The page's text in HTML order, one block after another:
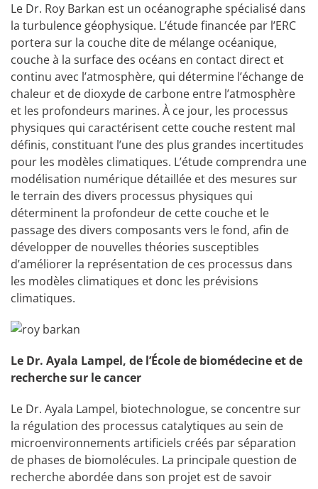
Le Dr. Roy Barkan est un océanographe spécialisé dans
la turbulence géophysique. L’étude financée par l’ERC
portera sur la couche dite de mélange océanique,
couche à la surface des océans en contact direct et
continu avec l’atmosphère, qui détermine l’échange de
chaleur et de dioxyde de carbone entre l’atmosphère
et les profondeurs marines. À ce jour, les processus
physiques qui caractérisent cette couche restent mal
définis, constituant l’une des plus grandes incertitudes
pour les modèles climatiques. L’étude comprendra une
modélisation numérique détaillée et des mesures sur
le terrain des divers processus physiques qui
déterminent la profondeur de cette couche et le
passage des divers composants vers le fond, afin de
développer de nouvelles théories susceptibles
d’améliorer la représentation de ces processus dans
les modèles climatiques et donc les prévisions
climatiques.
Le Dr. Ayala Lampel, de l’École de biomédecine et de
recherche sur le cancer
Le Dr. Ayala Lampel, biotechnologue, se concentre sur
la régulation des processus catalytiques au sein de
microenvironnements artificiels créés par séparation
de phases de biomolécules. La principale question de
recherche abordée dans son projet est de savoir